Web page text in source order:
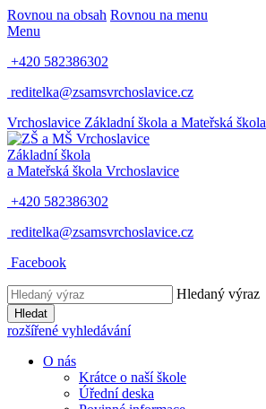
Rovnou na obsah Rovnou na menu
Menu
+420 582386302
reditelka@zsamsvrchoslavice.cz
Vrchoslavice Základní škola a Mateřská škola
Základní škola
a Mateřská škola Vrchoslavice
+420 582386302
reditelka@zsamsvrchoslavice.cz
Facebook
Hledaný výraz
Hledat
rozšířené vyhledávání
O nás
Krátce o naší škole
Úřední deska